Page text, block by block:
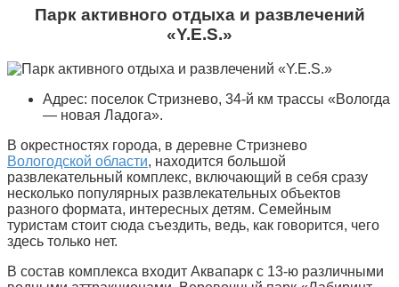
Парк активного отдыха и развлечений
«Y.E.S.»
Адрес: поселок Стризнево, 34-й км трассы «Вологда
— новая Ладога».
В окрестностях города, в деревне Стризнево
Вологодской области, находится большой
развлекательный комплекс, включающий в себя сразу
несколько популярных развлекательных объектов
разного формата, интересных детям. Семейным
туристам стоит сюда съездить, ведь, как говорится, чего
здесь только нет.
В состав комплекса входит Аквапарк с 13-ю различными